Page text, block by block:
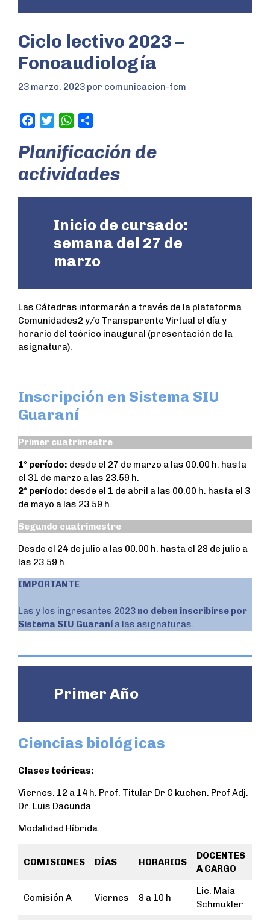
Ciclo lectivo 2023 –
Fonoaudiología
23 marzo, 2023 por comunicacion-fcm
c
b
i
t
W
a
s
p
a
e
Planificación de
actividades
Inicio de cursado:
semana del 27 de
marzo
Las Cátedras informarán a través de la plataforma
Comunidades2 y/o Transparente Virtual el día y
horario del teórico inaugural (presentación de la
asignatura).
Inscripción en Sistema SIU
Guaraní
Primer cuatrimestre
1° período: desde el 27 de marzo a las 00.00 h. hasta
el 31 de marzo a las 23.59 h.
2° período: desde el 1 de abril a las 00.00 h. hasta el 3
de mayo a las 23.59 h.
Segundo cuatrimestre
Desde el 24 de julio a las 00.00 h. hasta el 28 de julio a
las 23.59 h.
IMPORTANTE
Las y los ingresantes 2023 no deben inscribirse por
Sistema SIU Guaranía las asignaturas.
Primer Año
Ciencias biológicas
Clases teóricas:
Viernes. 12 a 14 h. Prof. Titular Dr C kuchen. Prof Adj.
Dr. Luis Dacunda
Modalidad Híbrida.
COMISIONES DÍAS HORARIOS
DOCENTES
A CARGO
Comisión A Viernes 8 a 10 h
Lic. Maia
Schmukler